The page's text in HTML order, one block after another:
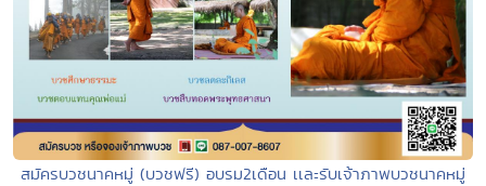
สมัครบวชนาคหมู่ (บวชฟรี) อบรม2เดือน เเละรับเจ้าภาพบวชนาคหมู่